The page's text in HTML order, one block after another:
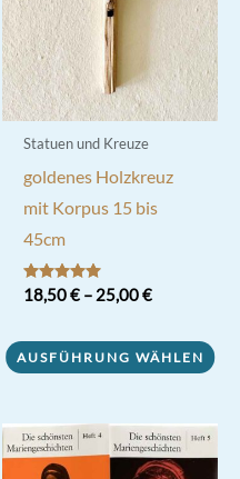
Statuen und Kreuze
goldenes Holzkreuz
mit Korpus 15 bis
45cm
Bewertet mit
5.00
18,50€– 25,00€
AUSFÜHRUNG WÄHLEN
Produkt
mehrere
Varianten